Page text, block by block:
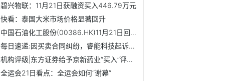
碧兴物联：11月21日获融资买入446.79万元
快看：泰国大米市场价格显著回升
中国石油化工股份(00386.HK)11月21日回购3677.77万港元 年内...
每日速递:因买卖合同纠纷，睿能科技起诉云南泽瑞思科技有限公司
机构评级|东方证券给予京新药业“买入”评级-热讯
全运会21日看点：全运会如何“谢幕”